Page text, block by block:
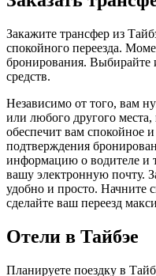
Закажите трансфер из
спокойного переезда.
бронирования. Выбирайте
средств.
Независимо от того, вам
или любого другого
обеспечит вам спокойное
подтверждения
информацию о водителе и
вашу электронную почту.
удобно и просто. Начните
сделайте ваш переезд
Отели в Тайбэе
Планируете поездку в